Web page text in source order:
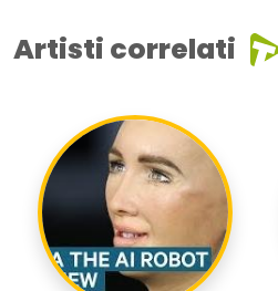
Artisti correlati